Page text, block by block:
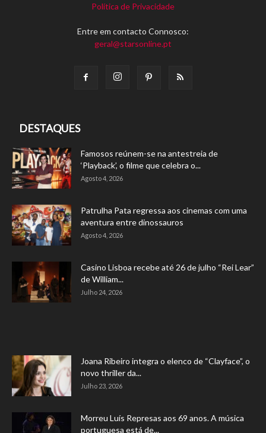
Política de Privacidade
Entre em contacto Connosco:
geral@starsonline.pt
DESTAQUES
Famosos reúnem-se na antestreia de
‘Playback’, o filme que celebra o...
Agosto 4, 2026
Patrulha Pata regressa aos cinemas com uma
aventura entre dinossauros
Agosto 4, 2026
Casino Lisboa recebe até 26 de julho “Rei Lear”
de William...
Julho 24, 2026
Joana Ribeiro integra o elenco de “Clayface”, o
novo thriller da...
Julho 23, 2026
Morreu Luís Represas aos 69 anos. A música
portuguesa está de...